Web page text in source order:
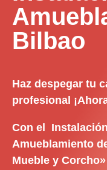
Bilbao
Haz despegar tu
profesional
Con el
Amueblamiento
Mueble y